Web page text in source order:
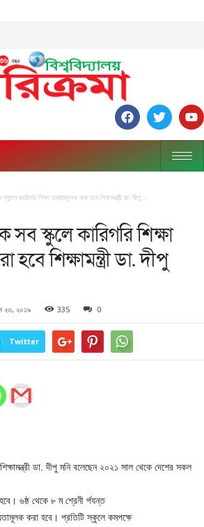
কারিগরি শিক্ষা বাধ্যতামূলক করা হবে শিক্ষামন্ত্রী ডা. দীপু...
স্কুলে কারিগরি শিক্ষা
শিক্ষামন্ত্রী ডা. দীপু
২৩, ২০১৯ 335 0
Twitter
ডা. দীপু মনি বলেছেন ২০২১ সাল থেকে দেশের সকল
৬ষ্ঠ থেকে ৮ ম শ্রেনী র্পযন্ত
করা হবে। প্রতিটি স্কুলে কমপক্ষে